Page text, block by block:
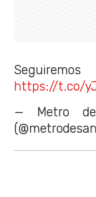
https://t.co/
— Metro